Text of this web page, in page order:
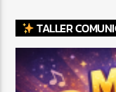
TALLER